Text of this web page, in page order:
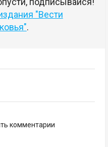
"Вести
.
комментарии